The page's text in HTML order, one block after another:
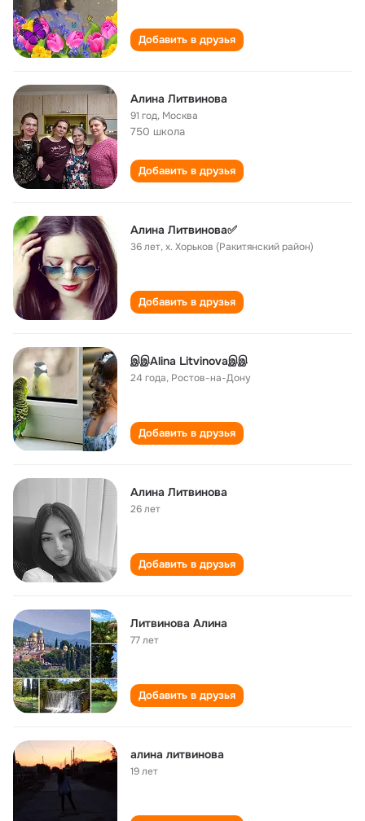
Добавить в друзья
Алина Литвинова
91 год, Москва
750 школа
Добавить в друзья
Алина Литвинова✅
36 лет,х. Хорьков (Ракитянский район)
Добавить в друзья
இஇAlina Litvinovaஇஇ
24 года, Ростов-на-Дону
Добавить в друзья
Алина Литвинова
26 лет
Добавить в друзья
Литвинова Алина
77 лет
Добавить в друзья
алина литвинова
19 лет